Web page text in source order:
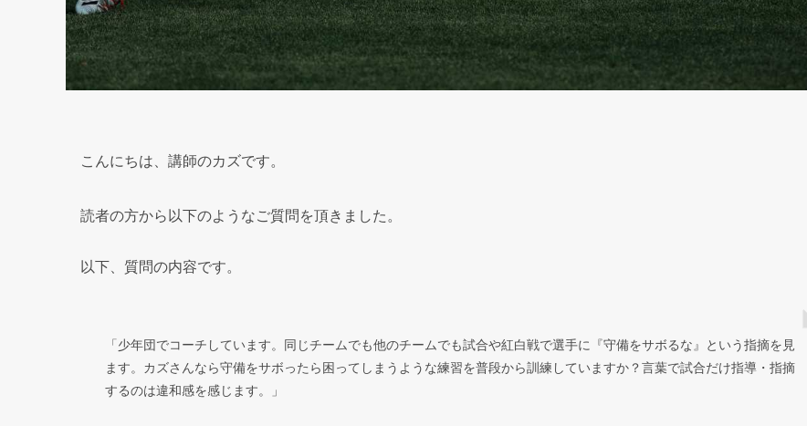
こんにちは、講師のカズです。
読者の方から以下のようなご質問を頂きました。
以下、質問の内容です。
「少年団でコーチしています。同じチームでも他のチームでも試合や紅白戦で選手に『守備をサボるな』という指摘を見
ます。カズさんなら守備をサボったら困ってしまうような練習を普段から訓練していますか？言葉で試合だけ指導・指摘
するのは違和感を感じます。」